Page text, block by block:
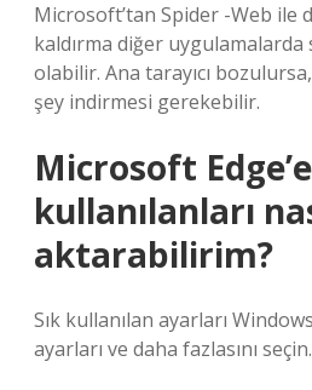
Microsoft’tan Spider -Web ile
kaldırma diğer
olabilir. Ana tarayıcı
şey indirmesi gerekebilir.
Microsoft
kullanılanları
aktarabilirim?
Sık kullanılan ayarları
ayarları ve daha fazlasını seçin.